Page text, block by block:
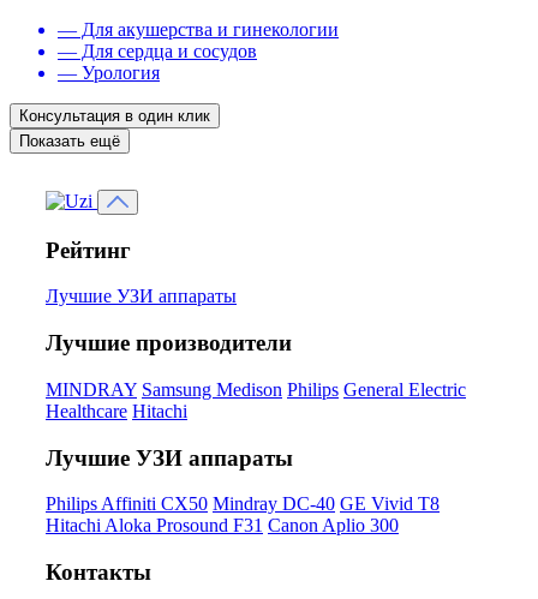
— Для акушерства и гинекологии
— Для сердца и сосудов
— Урология
Консультация в один клик
Показать ещё
Рейтинг
Лучшие УЗИ аппараты
Лучшие производители
MINDRAY Samsung Medison Philips General Electric
Healthcare Hitachi
Лучшие УЗИ аппараты
Philips Affiniti CX50 Mindray DC-40 GE Vivid T8
Hitachi Aloka Prosound F31 Canon Aplio 300
Контакты